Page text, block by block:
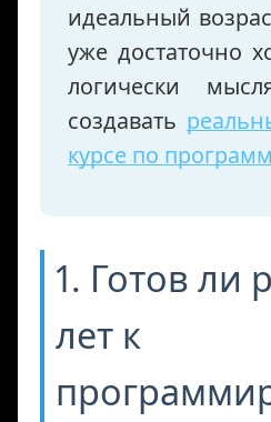
идеальный
уже достаточно
логически
создавать
курсе по
1. Готов ли
лет к